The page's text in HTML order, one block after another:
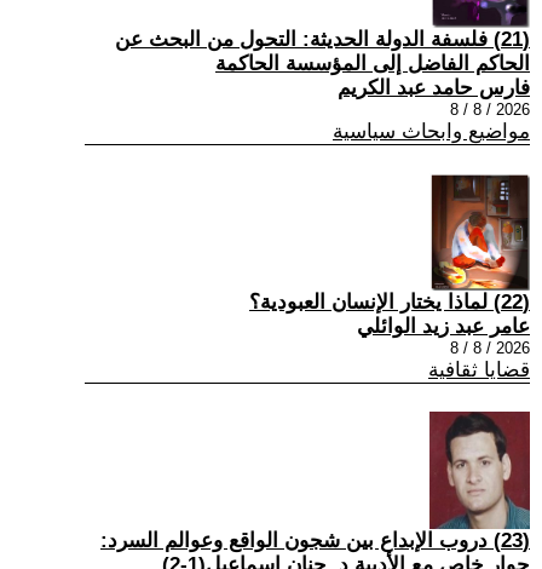
(21) فلسفة الدولة الحديثة: التحول من البحث عن
الحاكم الفاضل إلى المؤسسة الحاكمة
فارس حامد عبد الكريم
2026 / 8 / 8
مواضيع وابحاث سياسية
(22) لماذا يختار الإنسان العبودية؟
عامر عبد زيد الوائلي
2026 / 8 / 8
قضايا ثقافية
(23) دروب الإبداع بين شجون الواقع وعوالم السرد: